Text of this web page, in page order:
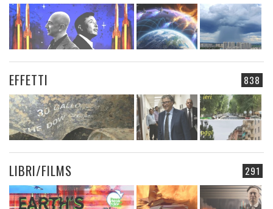
838
EFFETTI
291
LIBRI/FILMS